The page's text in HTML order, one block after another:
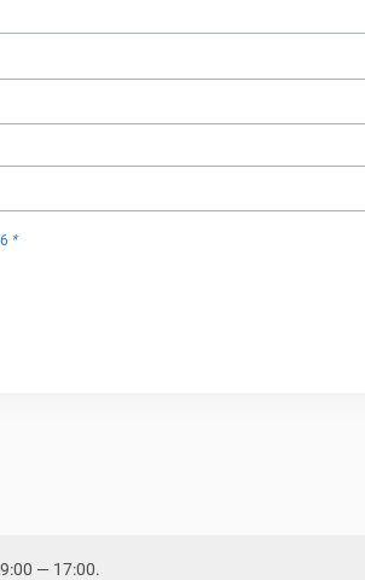
*
— 17:00.